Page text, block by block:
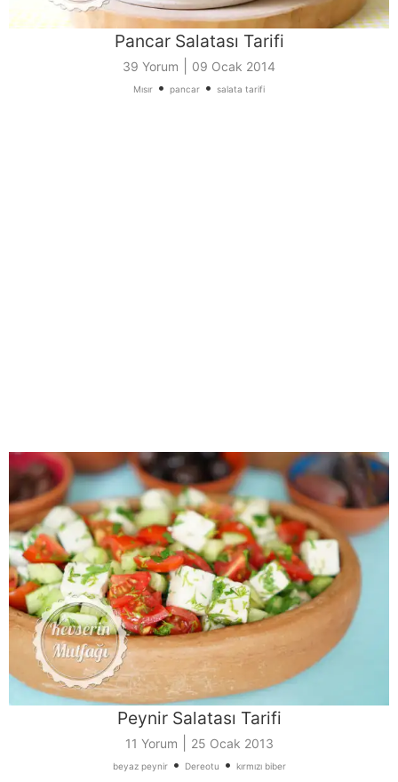
Pancar Salatası Tarifi
39 Yorum 09 Ocak 2014
Mısır • pancar • salata tarifi
Peynir Salatası Tarifi
11 Yorum 25 Ocak 2013
beyaz peynir• Dereotu • kırmızı biber